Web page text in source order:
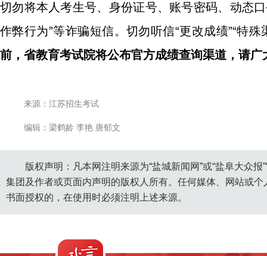
切勿将本人考生号、身份证号、账号密码、动态
作弊行为”等诈骗短信。切勿听信“更改成绩”“特殊
前，省教育考试院将公布官方成绩查询渠道，请
来源：江苏招生考试
编辑：梁鹤龄 李艳 唐郁文
版权声明：凡本网注明来源为“盐城新闻网”或“盐阜大众
集团及作者或页面内声明的版权人所有。任何媒体、网站或
书面授权的，在使用时必须注明上述来源。